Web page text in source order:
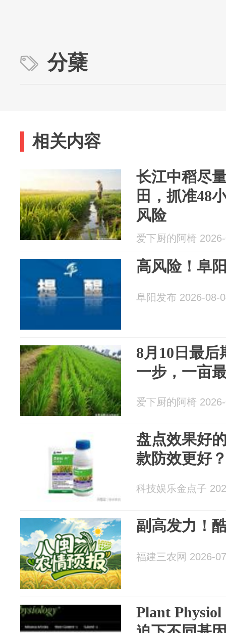
分蘖
相关内容
长江中稻尽
田，抓准48
风险
爱下厨的阿椅
高风险！阜
阜阳发布 2026-08-
8月10日最
一步，一亩
爱下厨的阿椅
盘点效果好
款防效更好
科技娱乐金点子
副高发力！
福建三农网 2026-
Plant